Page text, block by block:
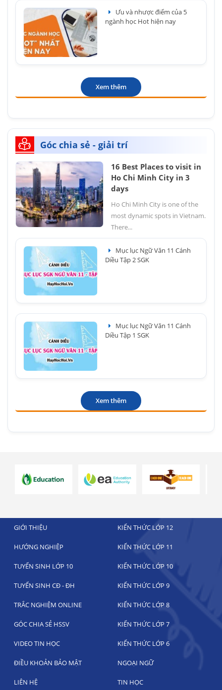
Ưu và nhược điểm của 5
ngành học Hot hiện nay
Xem thêm
Góc chia sẻ - giải trí
16 Best Places to visit in
Ho Chi Minh City in 3
days
Ho Chi Minh City is one of the
most dynamic spots in Vietnam.
There...
Mục lục Ngữ Văn 11 Cánh
Diều Tập 2 SGK
Mục lục Ngữ Văn 11 Cánh
Diều Tập 1 SGK
Xem thêm
GIỚI THIỆU KIẾN THỨC LỚP 12
HƯỚNG NGHIỆP KIẾN THỨC LỚP 11
TUYỂN SINH LỚP 10 KIẾN THỨC LỚP 10
TUYỂN SINH CĐ - ĐH KIẾN THỨC LỚP 9
TRẮC NGHIỆM ONLINE KIẾN THỨC LỚP 8
GÓC CHIA SẺ HSSV KIẾN THỨC LỚP 7
VIDEO TIN HỌC KIẾN THỨC LỚP 6
ĐIỀU KHOẢN BẢO MẬT NGOẠI NGỮ
LIÊN HỆ TIN HỌC